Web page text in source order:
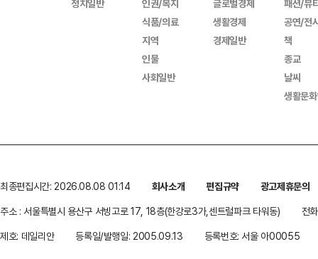
정치일반
인권/복지
식품/의료
지역
인물
사회일반
글로벌경제
생활경제
경제일반
패션/뷰
공연/전
책
종교
날씨
생활문
최종편집시간: 2026.08.08 01:14 회사소개 편집규약
광고제휴문의
주소 : 서울특별시 용산구 서빙고로 17, 18층(한강로3가,센트럴파크 타워동)
전
제호: 데일리안
등록일/발행일: 2005.09.13 등록번호: 서울 아00055